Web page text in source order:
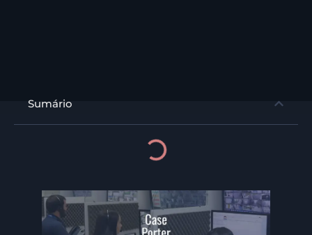
Sumário